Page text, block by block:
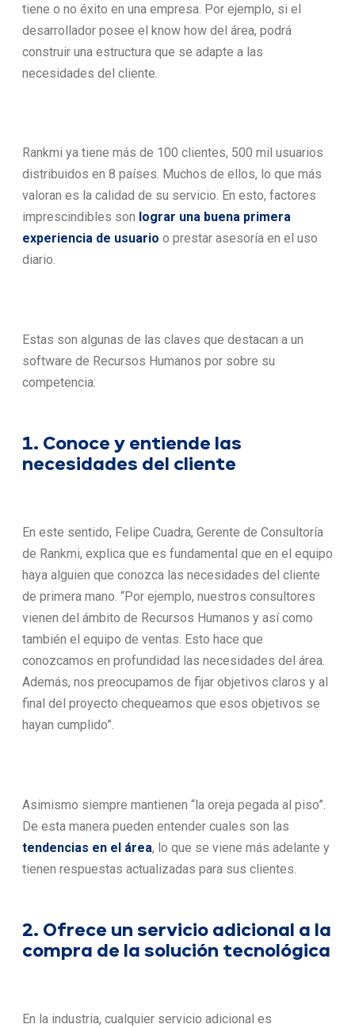
tiene o no éxito en una empresa. Por ejemplo, si el
desarrollador posee el know how del área, podrá
construir una estructura que se adapte a las
necesidades del cliente.
Rankmi ya tiene más de 100 clientes, 500 mil usuarios
distribuidos en 8 países. Muchos de ellos, lo que más
valoran es la calidad de su servicio. En esto, factores
imprescindibles son lograr una buena primera
experiencia de usuario o prestar asesoría en el uso
diario.
Estas son algunas de las claves que destacan a un
software de Recursos Humanos por sobre su
competencia:
1. Conoce y entiende las
necesidades del cliente
En este sentido, Felipe Cuadra, Gerente de Consultoría
de Rankmi, explica que es fundamental que en el equipo
haya alguien que conozca las necesidades del cliente
de primera mano. “Por ejemplo, nuestros consultores
vienen del ámbito de Recursos Humanos y así como
también el equipo de ventas. Esto hace que
conozcamos en profundidad las necesidades del área.
Además, nos preocupamos de fijar objetivos claros y al
final del proyecto chequeamos que esos objetivos se
hayan cumplido”.
Asimismo siempre mantienen “la oreja pegada al piso”.
De esta manera pueden entender cuales son las
tendencias en el área, lo que se viene más adelante y
tienen respuestas actualizadas para sus clientes.
2. Ofrece un servicio adicional a la
compra de la solución tecnológica
En la industria, cualquier servicio adicional es